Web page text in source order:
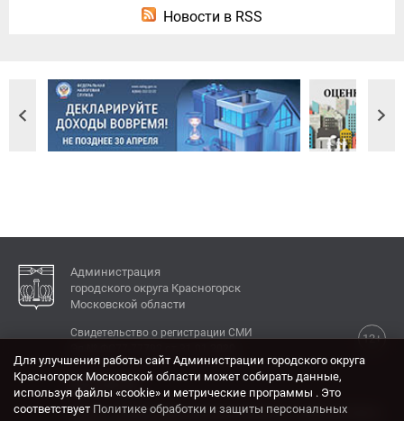
Новости в RSS
Администрация
городского округа Красногорск
Московской области
12+
Свидетельство о регистрации СМИ
КОНТАКТЫ
Адрес: 143404, Московская область, г. Красногорск,
Для улучшения работы сайт Администрации городского округа
Красногорск Московской области может собирать данные,
используя файлы «cookie» и метрические программы . Это
соответствует Политике обработки и защиты персональных